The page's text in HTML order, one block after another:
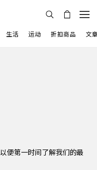
生活 运动 折扣商品 文
便第一时间了解我们的最